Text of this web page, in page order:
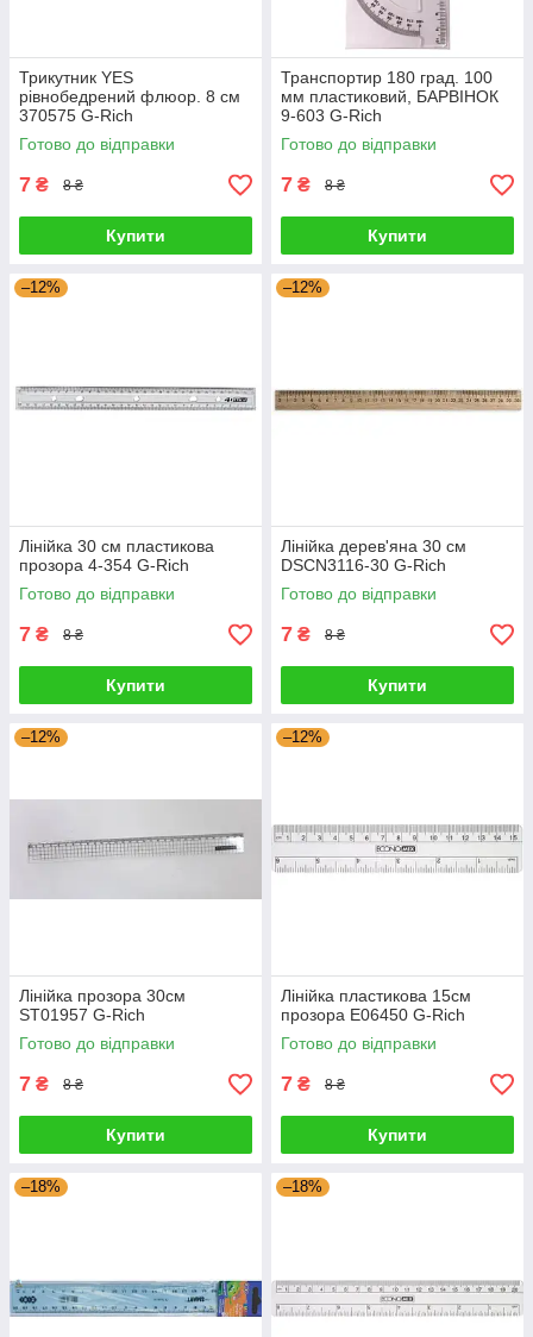
Трикутник YES
рівнобедрений флюор. 8 см
370575 G-Rich
Готово до відправки
7 ₴ 8 ₴
Купити
Транспортир 180 град. 100
мм пластиковий, БАРВІНОК
9-603 G-Rich
Готово до відправки
7 ₴ 8 ₴
Купити
–12%
Лінійка 30 см пластикова
прозора 4-354 G-Rich
Готово до відправки
7 ₴ 8 ₴
Купити
–12%
Лінійка дерев'яна 30 см
DSCN3116-30 G-Rich
Готово до відправки
7 ₴ 8 ₴
Купити
–12%
Лінійка прозора 30см
ST01957 G-Rich
Готово до відправки
7 ₴ 8 ₴
Купити
–12%
Лінійка пластикова 15см
прозора Е06450 G-Rich
Готово до відправки
7 ₴ 8 ₴
Купити
–18% –18%